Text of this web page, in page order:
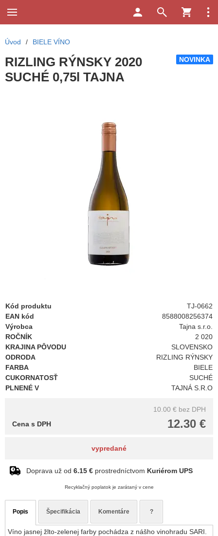
Úvod / BIELE VÍNO
NOVINKA
RIZLING RÝNSKY 2020
SUCHÉ 0,75l TAJNA
Kód produktu
TJ-0662
EAN kód
8588008256374
Výrobca
Tajna s.r.o.
ROČNÍK
2 020
KRAJINA PÔVODU
SLOVENSKO
ODRODA
RIZLING RÝNSKY
FARBA
BIELE
CUKORNATOSŤ
SUCHÉ
PLNENÉ V
TAJNÁ S.R.O
10.00 € bez DPH
12.30 €
Cena s DPH
vypredané
Doprava už od 6.15 € prostredníctvom Kuriérom UPS
Recyklačný poplatok je zarátaný v cene
Popis Špecifikácia Komentáre ?
Víno jasnej žlto-zelenej farby pochádza z nášho vinohradu SARI.